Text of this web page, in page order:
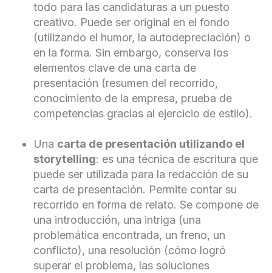
todo para las candidaturas a un puesto
creativo. Puede ser original en el fondo
(utilizando el humor, la autodepreciación) o
en la forma. Sin embargo, conserva los
elementos clave de una carta de
presentación (resumen del recorrido,
conocimiento de la empresa, prueba de
competencias gracias al ejercicio de estilo).
Una carta de presentación utilizando el
storytelling: es una técnica de escritura que
puede ser utilizada para la redacción de su
carta de presentación. Permite contar su
recorrido en forma de relato. Se compone de
una introducción, una intriga (una
problemática encontrada, un freno, un
conflicto), una resolución (cómo logró
superar el problema, las soluciones